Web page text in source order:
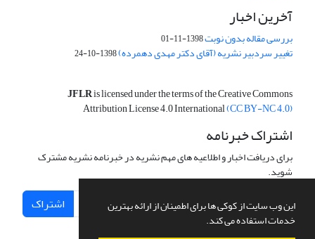
این وب سایت از کوکی ها برای اطمینان از ارائه بهترین
خدمات استفاده می کند.
آخرین اخبار
بررسی مقاله بدون نوبت1398-11-01
تغییر سردبیر نشریه (آقای دکتر مهدی دهمرده)1398-10-24
JFLRis licensed under the terms of the Creative Commons
Attribution License 4.0 International(CC BY-NC 4.0)
اشتراک خبرنامه
برای دریافت اخبار و اطلاعیه های مهم نشریه در خبرنامه نشریه مشترک
شوید.
اشتراک